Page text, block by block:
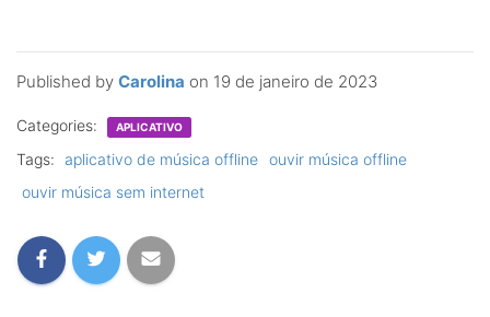
Published by Carolina on 19 de janeiro de 2023
Categories: APLICATIVO
Tags: aplicativo de música offline ouvir música offline
ouvir música sem internet